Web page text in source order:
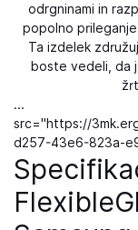
odrgninami in
popolno
Ta izdelek
boste vedeli, da
...
src="https://
d257-43e6-823a-